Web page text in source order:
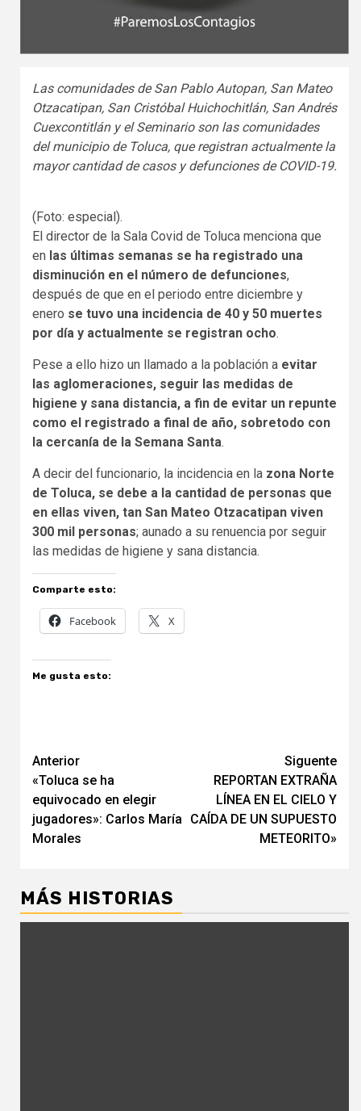
Las comunidades de San Pablo Autopan, San Mateo
Otzacatipan, San Cristóbal Huichochitlán, San Andrés
Cuexcontitlán y el Seminario son las comunidades
del municipio de Toluca, que registran actualmente la
mayor cantidad de casos y defunciones de COVID-19.
(Foto: especial).
El director de la Sala Covid de Toluca menciona que
en las últimas semanas se ha registrado una
disminución en el número de defunciones,
después de que en el periodo entre diciembre y
enero se tuvo una incidencia de 40 y 50 muertes
por día y actualmente se registran ocho.
Pese a ello hizo un llamado a la población a evitar
las aglomeraciones, seguir las medidas de
higiene y sana distancia, a fin de evitar un repunte
como el registrado a final de año, sobretodo con
la cercanía de la Semana Santa.
A decir del funcionario, la incidencia en la zona Norte
de Toluca, se debe a la cantidad de personas que
en ellas viven, tan San Mateo Otzacatipan viven
300 mil personas; aunado a su renuencia por seguir
las medidas de higiene y sana distancia.
Comparte esto:
Facebook X
Me gusta esto:
Navegación
de
entradas
Anterior
«Toluca se ha
equivocado en elegir
jugadores»: Carlos María
Morales
Siguente
REPORTAN EXTRAÑA
LÍNEA EN EL CIELO Y
CAÍDA DE UN SUPUESTO
METEORITO»
MÁS HISTORIAS